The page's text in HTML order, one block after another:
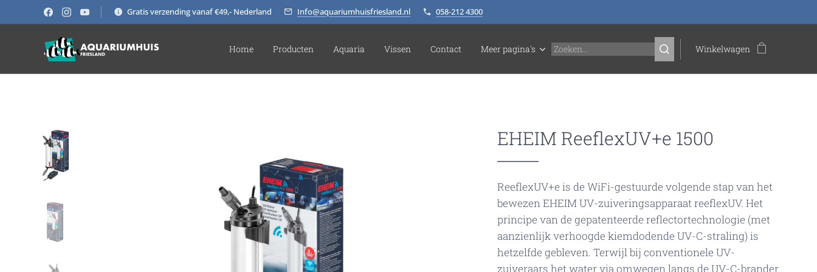
Gratis verzending vanaf €49,- Nederland Info@aquariumhuisfriesland.nl 058-212 4300
Home Producten Aquaria Vissen Contact Meer pagina's Winkelwagen
EHEIM ReeflexUV+e 1500
ReeflexUV+e is de WiFi-gestuurde volgende stap van het
bewezen EHEIM UV-zuiveringsapparaat reeflexUV. Het
principe van de gepatenteerde reflectortechnologie (met
aanzienlijk verhoogde kiemdodende UV-C-straling) is
hetzelfde gebleven. Terwijl bij conventionele UV-
zuiveraars het water via omwegen langs de UV-C-brander